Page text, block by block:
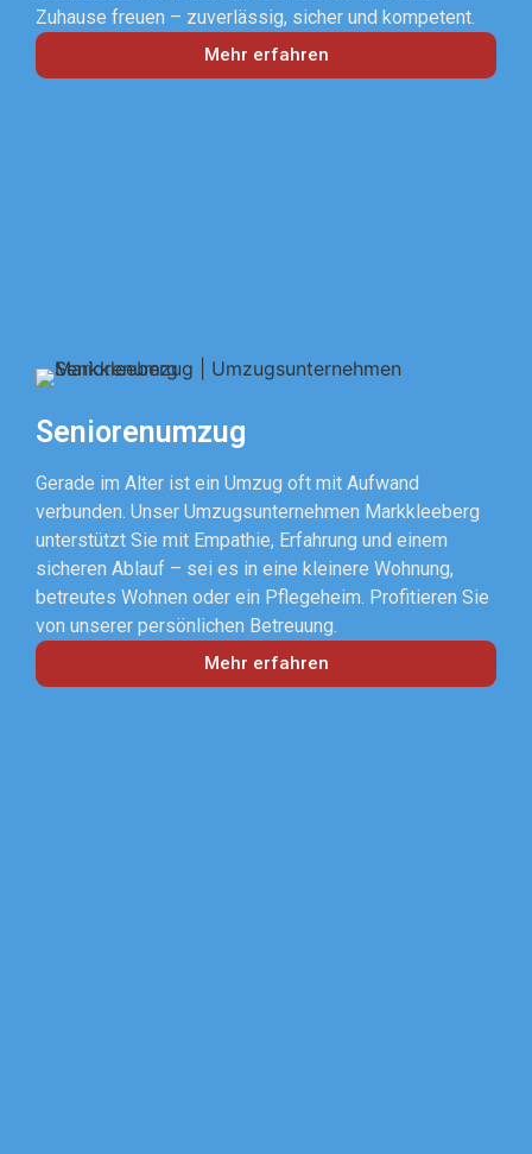
Zuhause freuen – zuverlässig, sicher und kompetent.
Mehr erfahren
Seniorenumzug
Gerade im Alter ist ein Umzug oft mit Aufwand
verbunden. Unser Umzugsunternehmen Markkleeberg
unterstützt Sie mit Empathie, Erfahrung und einem
sicheren Ablauf – sei es in eine kleinere Wohnung,
betreutes Wohnen oder ein Pflegeheim. Profitieren Sie
von unserer persönlichen Betreuung.
Mehr erfahren